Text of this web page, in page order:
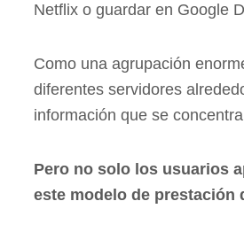
Netflix o guardar en Google
Como una agrupación
diferentes servidores
información que se
Pero no solo los usuarios
este modelo de